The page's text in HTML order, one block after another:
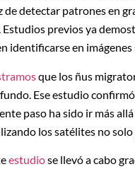
detectar patrones en
Estudios previos ya
identificarse en
que los ñus
Ese estudio
paso ha sido ir más
los satélites no
estudiose llevó a cabo